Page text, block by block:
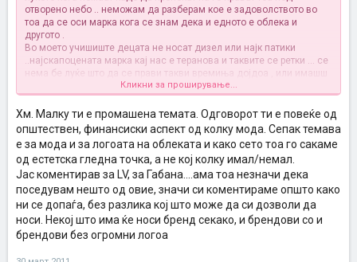
отворено небо .. неможам да разберам кое е задоволството во
тоа да се оси марка кога се знам дека и едното е облека и
другото .
Во моето учишиште децата не носат дизел или најк патики
..најскапоцената марка кај нас е теранова и таквите се ретки ... се
нема бе луќе што да се прави такви времиња дојдоа , или имашш
и сега нели е невкусно само еден да се дотерува кога сите други
се еднакви . Јас не би .
Кликни за проширување...
Хм. Малку ти е промашена темата. Одговорот ти е повеќе од
општествен, финансиски аспект од колку мода. Сепак темава
е за мода и за логоата на облеката и како сето тоа го сакаме
од естетска гледна точка, а не кој колку имал/немал.
Јас коментирав за LV, за Габана....ама тоа незначи дека
поседувам нешто од овие, значи си коментираме општо како
ни се допаѓа, без разлика кој што може да си дозволи да
носи. Некој што има ќе носи бренд секако, и брендови со и
брендови без огромни логоа